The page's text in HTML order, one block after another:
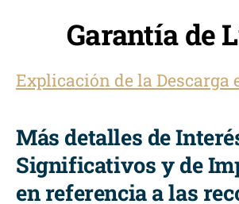
Garantía de
Explicación de la Descarga
Más detalles de
Significativos y de
en referencia a las